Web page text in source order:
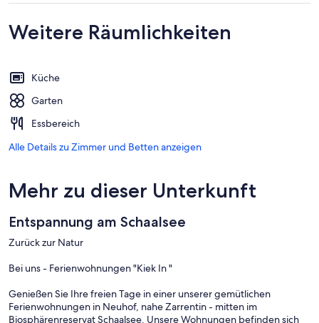
Weitere Räumlichkeiten
Küche
Garten
Essbereich
Alle Details zu Zimmer und Betten anzeigen
Mehr zu dieser Unterkunft
Entspannung am Schaalsee
Zurück zur Natur
Bei uns - Ferienwohnungen "Kiek In "
Genießen Sie Ihre freien Tage in einer unserer gemütlichen
Ferienwohnungen in Neuhof, nahe Zarrentin - mitten im
Biosphärenreservat Schaalsee. Unsere Wohnungen befinden sich